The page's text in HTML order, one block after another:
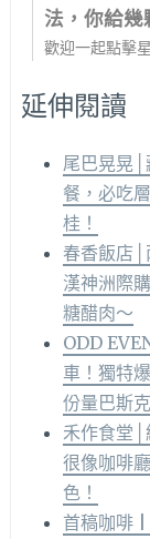
法，你給幾
歡迎一起點擊
延伸閱讀
尾巴晃晃│
餐，必吃
桂！
春香飯店│
漢神洲際
糖醋肉～
ODD
車！獨特
份量巴斯
禾作食堂│
很像咖啡
色！
首稿咖啡 |